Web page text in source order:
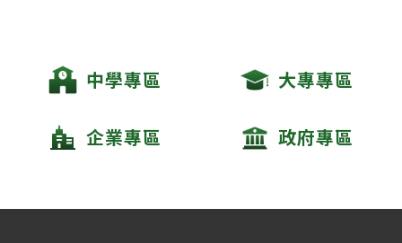
中學專區 大專專區
企業專區 政府專區